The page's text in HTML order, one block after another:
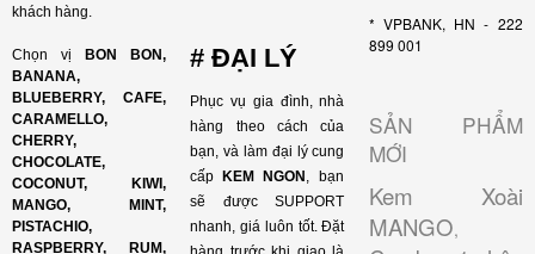
khách hàng.
Chọn vị
BON BON,
BANANA,
BLUEBERRY, CAFE,
CARAMELLO,
CHERRY,
CHOCOLATE,
COCONUT, KIWI,
MANGO, MINT,
PISTACHIO,
RASPBERRY, RUM,
# ĐẠI LÝ
Phục vụ gia đình, nhà
hàng theo cách của
bạn, và làm đại lý cung
cấp
KEM NGON , bạn
sẽ được SUPPORT
nhanh, giá luôn tốt. Đặt
* VPBANK, HN - 222
899 001
SẢN PHẨM
MỚI
Kem Xoài
MANGO,